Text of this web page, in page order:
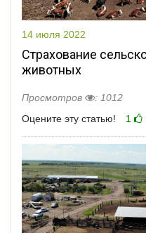
14 июля 2022
Страхование
животных
Просмотров
: 1012
Оцените эту статью!
1